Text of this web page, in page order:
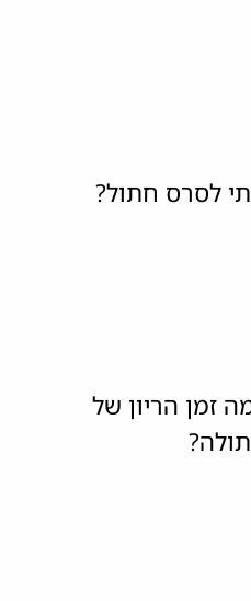
לסרס חתול?
זמן הריון של